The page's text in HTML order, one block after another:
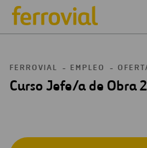
FERROVIAL EMPLEO
Curso Jefe/a de Obra